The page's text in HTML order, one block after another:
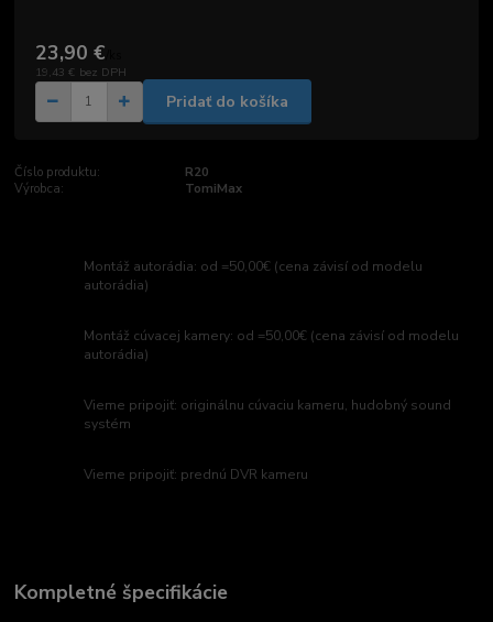
23,90 €
19,43 € bez DPH
Pridať do košíka
Číslo produktu:
R20
Výrobca:
TomiMax
Montáž autorádia: od =50,00€ (cena závisí od modelu
autorádia)
Montáž cúvacej kamery: od =50,00€ (cena závisí od modelu
autorádia)
Vieme pripojiť: originálnu cúvaciu kameru, hudobný sound
systém
Vieme pripojiť: prednú DVR kameru
Kompletné špecifikácie